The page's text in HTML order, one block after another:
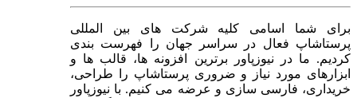
برای شما اسامی کلیه شرکت های بین المللی
پرستاشاپ فعال در سراسر جهان را فهرست بندی
کردیم. ما در نیوزپاور برترین افزونه ها، قالب ها و
ابزارهای مورد نیاز و ضروری پرستاشاپ را طراحی،
خریداری، فارسی سازی و عرضه می کنیم. با نیوزپاور